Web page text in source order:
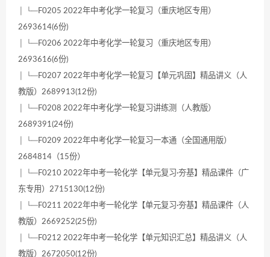
│ └─F0205 2022年中考化学一轮复习（重庆地区专用）
2693614(6份)
│ └─F0206 2022年中考化学一轮复习（重庆地区专用）
2693616(6份)
│ └─F0207 2022年中考化学一轮复习【单元巩固】精品讲义（人
教版）2689913(12份)
│ └─F0208 2022年中考化学一轮复习讲练测（人教版）
2689391(24份)
│ └─F0209 2022年中考化学一轮复习一本通（全国通用版）
2684814（15份）
│ └─F0210 2022年中考一轮化学【单元复习·夯基】精品课件（广
东专用）2715130(12份)
│ └─F0211 2022年中考一轮化学【单元复习·夯基】精品课件（人
教版）2669252(25份)
│ └─F0212 2022年中考一轮化学【单元知识汇总】精品讲义（人
教版）2672050(12份)